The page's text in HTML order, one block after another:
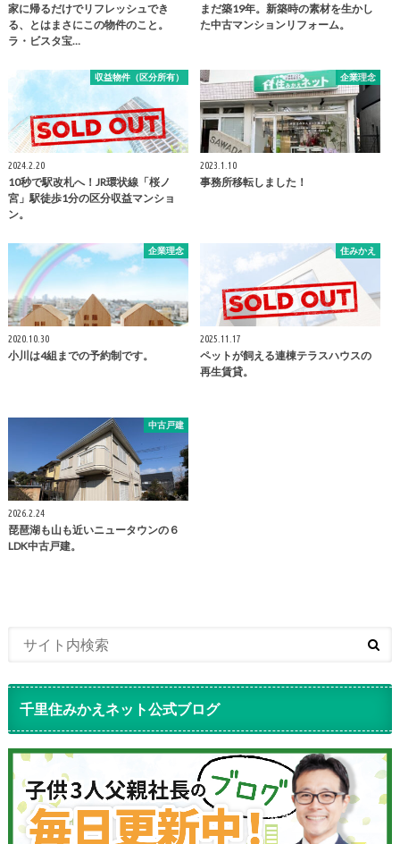
家に帰るだけでリフレッシュでき
る、とはまさにこの物件のこと。
ラ・ビスタ宝…
まだ築19年。新築時の素材を生かし
た中古マンションリフォーム。
収益物件（区分所有）
2024.2.20
10秒で駅改札へ！JR環状線「桜ノ
宮」駅徒歩1分の区分収益マンショ
ン。
企業理念
2023.1.10
事務所移転しました！
企業理念
2020.10.30
小川は4組までの予約制です。
住みかえ
2025.11.17
ペットが飼える連棟テラスハウスの
再生賃貸。
中古戸建
2026.2.24
琵琶湖も山も近いニュータウンの６
LDK中古戸建。
千里住みかえネット公式ブログ